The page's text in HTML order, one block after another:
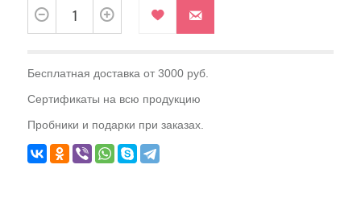
Бесплатная доставка от 3000 руб.
Сертификаты на всю продукцию
Пробники и подарки при заказах.